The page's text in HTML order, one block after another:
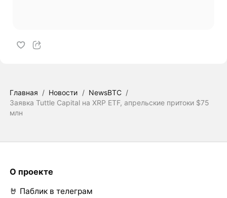
Главная / Новости / NewsBTC /
Заявка Tuttle Capital на XRP ETF, апрельские притоки $75
млн
О проекте
🤘 Паблик в телеграм